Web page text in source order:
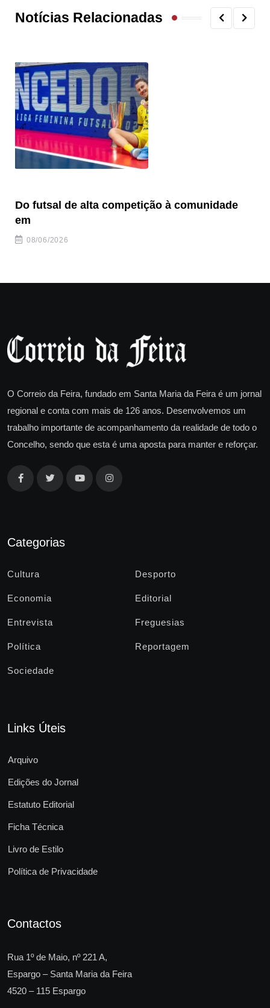
Notícias Relacionadas
Do futsal de alta competição à comunidade
em
08/06/2026
O Correio da Feira, fundado em Santa Maria da Feira é um jornal
regional e conta com mais de 126 anos. Desenvolvemos um
trabalho importante de acompanhamento da realidade de todo o
Concelho, sendo que esta é uma aposta para manter e reforçar.
Categorias
Cultura Desporto
Economia Editorial
Entrevista Freguesias
Política Reportagem
Sociedade
Links Úteis
Arquivo
Edições do Jornal
Estatuto Editorial
Ficha Técnica
Livro de Estilo
Política de Privacidade
Contactos
Rua 1º de Maio, nº 221 A,
Espargo – Santa Maria da Feira
4520 – 115 Espargo